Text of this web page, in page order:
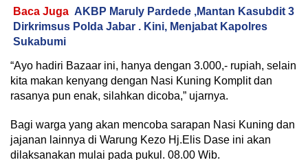
Baca Juga AKBP Maruly Pardede ,Mantan Kasubdit 3
Dirkrimsus Polda Jabar . Kini, Menjabat Kapolres
Sukabumi
“Ayo hadiri Bazaar ini, hanya dengan 3.000,- rupiah, selain
kita makan kenyang dengan Nasi Kuning Komplit dan
rasanya pun enak, silahkan dicoba,” ujarnya.
Bagi warga yang akan mencoba sarapan Nasi Kuning dan
jajanan lainnya di Warung Kezo Hj.Elis Dase ini akan
dilaksanakan mulai pada pukul. 08.00 Wib.